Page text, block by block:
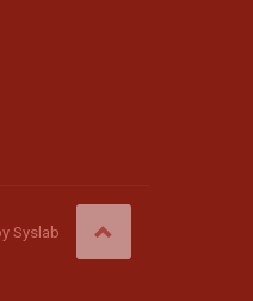
Syslab